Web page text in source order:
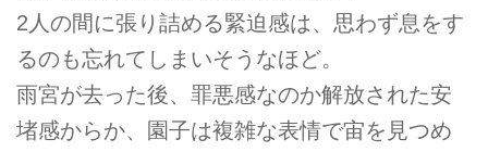
2人の間に張り詰める緊迫感は、思わず息をす
るのも忘れてしまいそうなほど。
雨宮が去った後、罪悪感なのか解放された安
堵感からか、園子は複雑な表情で宙を見つめ